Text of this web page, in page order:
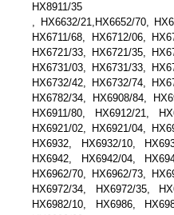
HX8911/35
, HX6632/21,HX6652/70,
HX6711/68, HX6712/06,
HX6721/33, HX6721/35,
HX6731/03, HX6731/33,
HX6732/42, HX6732/74,
HX6782/34, HX6908/84,
HX6911/80, HX6912/21,
HX6921/02, HX6921/04,
HX6932, HX6932/10,
HX6942, HX6942/04,
HX6962/70, HX6962/73,
HX6972/34, HX6972/35,
HX6982/10, HX6986,